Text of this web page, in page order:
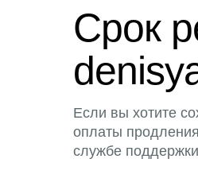
Срок
Если вы хотите
оплаты
службе